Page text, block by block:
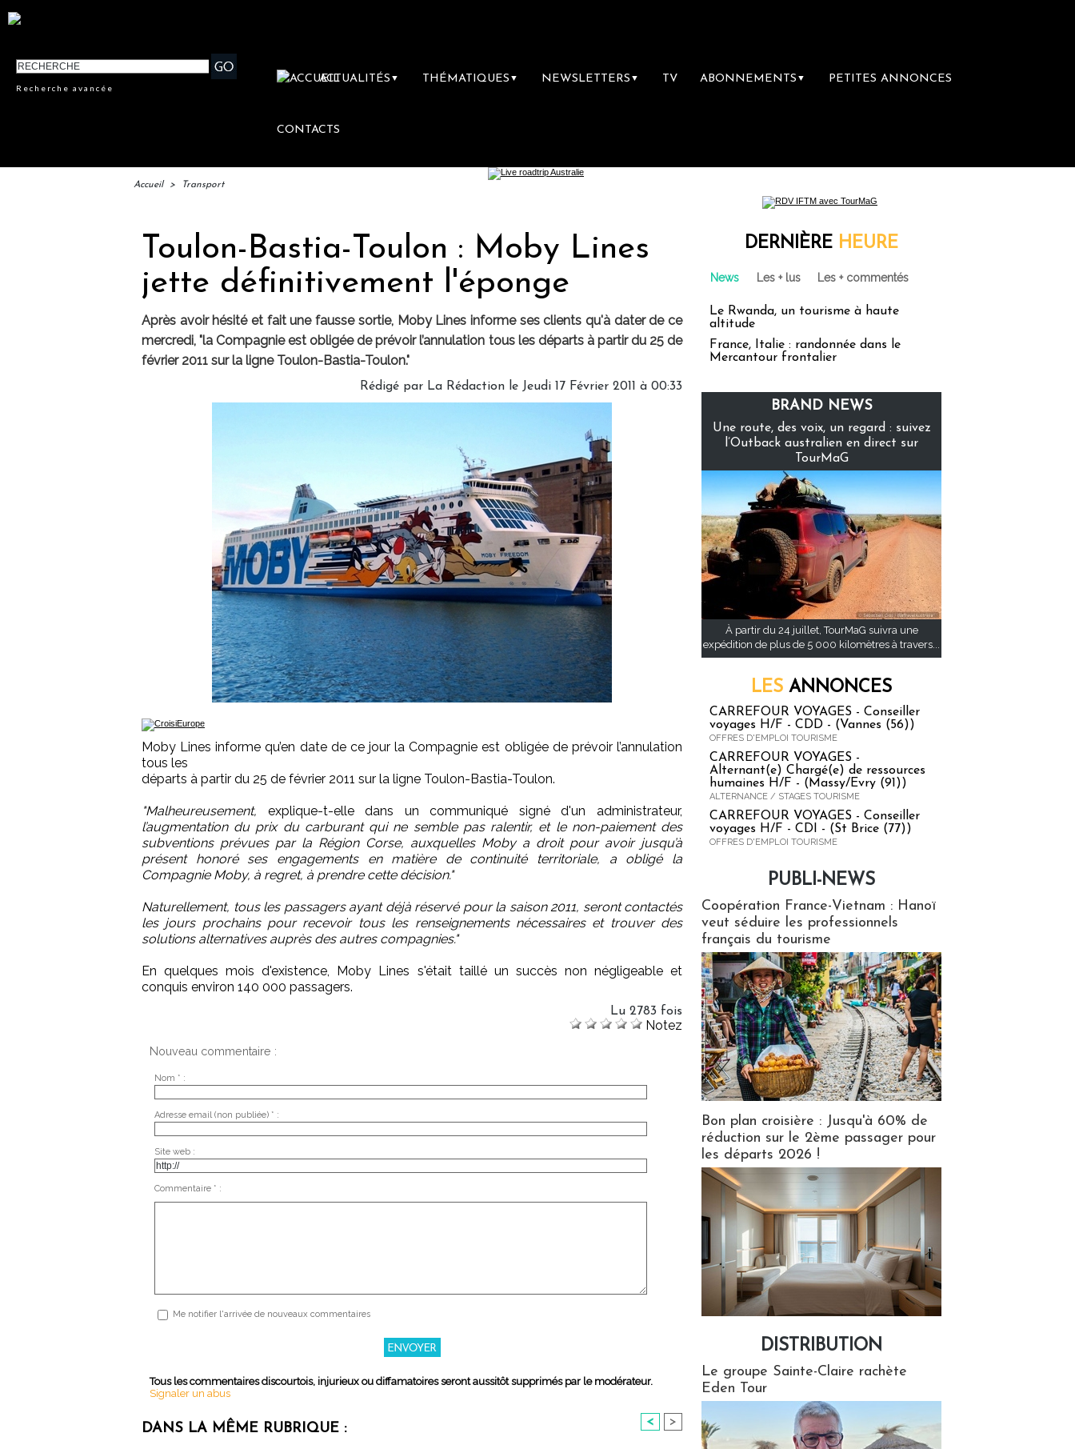
Recherche avancée
ACTUALITÉS ▼ THÉMATIQUES ▼ NEWSLETTERS ▼ TV ABONNEMENTS ▼ PETITES ANNONCES
CONTACTS
Accueil > Transport
Toulon-Bastia-Toulon : Moby Lines
jette définitivement l'éponge
Après avoir hésité et fait une fausse sortie, Moby Lines informe ses clients qu'à dater de ce
mercredi, "la Compagnie est obligée de prévoir l’annulation tous les départs à partir du 25 de
février 2011 sur la ligne Toulon-Bastia-Toulon."
Rédigé par La Rédaction le Jeudi 17 Février 2011 à 00:33
Moby Lines informe qu’en date de ce jour la Compagnie est obligée de prévoir l’annulation
tous les
départs à partir du 25 de février 2011 sur la ligne Toulon-Bastia-Toulon.
"Malheureusement, explique-t-elle dans un communiqué signé d'un administrateur,
l’augmentation du prix du carburant qui ne semble pas ralentir, et le non-paiement des
subventions prévues par la Région Corse, auxquelles Moby a droit pour avoir jusqu’à
présent honoré ses engagements en matière de continuité territoriale, a obligé la
Compagnie Moby, à regret, à prendre cette décision."
Naturellement, tous les passagers ayant déjà réservé pour la saison 2011, seront contactés
les jours prochains pour recevoir tous les renseignements nécessaires et trouver des
solutions alternatives auprès des autres compagnies."
En quelques mois d'existence, Moby Lines s'était taillé un succès non négligeable et
conquis environ 140 000 passagers.
Lu 2783 fois
Notez
Nouveau commentaire :
Nom * :
Adresse email (non publiée) * :
Site web :
Commentaire * :
Me notifier l'arrivée de nouveaux commentaires
Tous les commentaires discourtois, injurieux ou diffamatoires seront aussitôt supprimés par le modérateur.
Signaler un abus
DANS LA MÊME RUBRIQUE : < >
DERNIÈRE HEURE
News Les + lus Les + commentés
Le Rwanda, un tourisme à haute
altitude
France, Italie : randonnée dans le
Mercantour frontalier
BRAND NEWS
Une route, des voix, un regard : suivez
l’Outback australien en direct sur
TourMaG
À partir du 24 juillet, TourMaG suivra une
expédition de plus de 5 000 kilomètres à travers...
LES ANNONCES
CARREFOUR VOYAGES - Conseiller
voyages H/F - CDD - (Vannes (56))
OFFRES D'EMPLOI TOURISME
CARREFOUR VOYAGES -
Alternant(e) Chargé(e) de ressources
humaines H/F - (Massy/Evry (91))
ALTERNANCE / STAGES TOURISME
CARREFOUR VOYAGES - Conseiller
voyages H/F - CDI - (St Brice (77))
OFFRES D'EMPLOI TOURISME
PUBLI-NEWS
Coopération France-Vietnam : Hanoï
veut séduire les professionnels
français du tourisme
Bon plan croisière : Jusqu'à 60% de
réduction sur le 2ème passager pour
les départs 2026 !
DISTRIBUTION
Le groupe Sainte-Claire rachète
Eden Tour